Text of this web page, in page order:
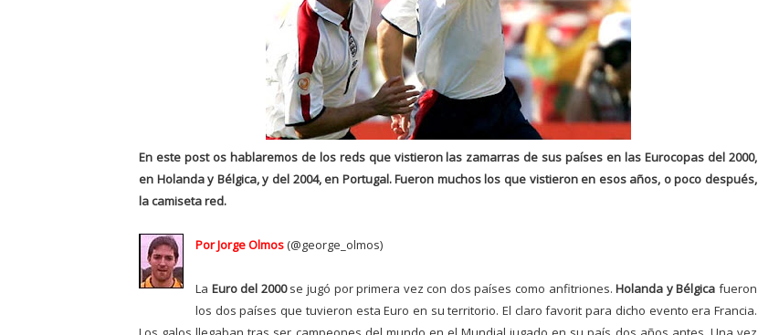
En este post os hablaremos de los reds que vistieron las zamarras de sus países en las Eurocopas del 2000,
en Holanda y Bélgica,y del 2004, en Portugal. Fueron muchos los que vistieron en esos años, o poco después,
la camiseta red.
Por Jorge Olmos (@george_olmos)
La Euro del 2000se jugó por primera vez con dos países como anfitriones.Holanda y Bélgica fueron
los dos países que tuvieron esta Euro en su territorio. El claro favorit para dicho evento era Francia.